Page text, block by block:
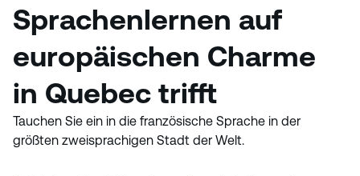
Sprachenlernen auf
europäischen Charme
in Quebec trifft
Tauchen Sie ein in die französische Sprache in der
größten zweisprachigen Stadt der Welt.